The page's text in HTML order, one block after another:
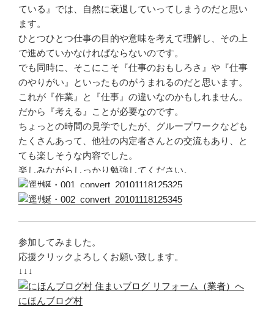
ている』では、自然に衰退していってしまうのだと思い
ます。
ひとつひとつ仕事の目的や意味を考えて理解し、その上
で進めていかなければならないのです。
でも同時に、そこにこそ『仕事のおもしろさ』や『仕事
のやりがい』といったものがうまれるのだと思います。
これが『作業』と『仕事』の違いなのかもしれません。
だから『考える』ことが必要なのです。
ちょっとの時間の見学でしたが、グループワークなども
たくさんあって、他社の内定者さんとの交流もあり、と
ても楽しそうな内容でした。
楽しみながらしっかり勉強してください。
参加してみました。
応援クリックよろしくお願い致します。
↓↓↓
にほんブログ村